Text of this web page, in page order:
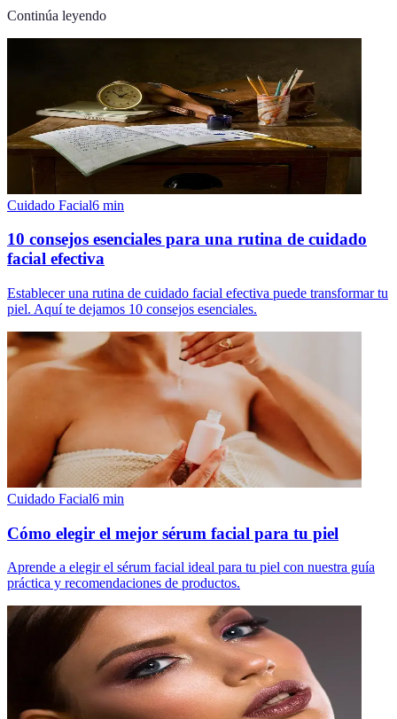
Continúa leyendo
Cuidado Facial6 min
10 consejos esenciales para una rutina de cuidado
facial efectiva
Establecer una rutina de cuidado facial efectiva puede transformar tu
piel. Aquí te dejamos 10 consejos esenciales.
Cuidado Facial6 min
Cómo elegir el mejor sérum facial para tu piel
Aprende a elegir el sérum facial ideal para tu piel con nuestra guía
práctica y recomendaciones de productos.